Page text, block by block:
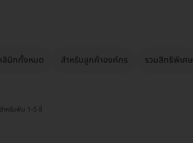
ลินิกทั้งหมด สำหรับลูกค้าองค์กร รวมสิทธิพิเศษ
ำหรับฟัน 1-5 ซี่